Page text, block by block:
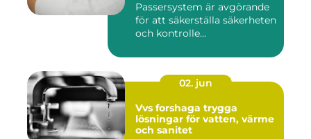
Passersystem är avgörande
för att säkerställa säkerheten
och kontrolle...
02. jun
Vvs forshaga trygga
lösningar för vatten, värme
och sanitet